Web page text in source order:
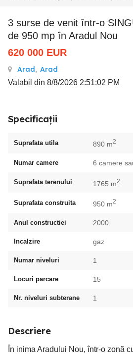
3 surse de venit într-o SINGURĂ proprietate
de 950 mp în Aradul Nou
620 000 EUR
Arad, Arad
Valabil din 8/8/2026 2:51:02 PM
Specificații
Suprafata utila 890 m2
Numar camere 6 camere
Suprafata terenului 1765 m2
Suprafata construita 950 m2
Anul constructiei 2000
Incalzire gaz
Numar niveluri 1
Locuri parcare 15
Nr. niveluri subterane 1
Descriere
În inima Aradului Nou, într-o zonă